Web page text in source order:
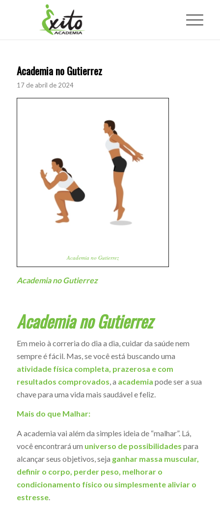
Academia no Gutierrez
17 de abril de 2024
Academia no Gutierrez
Academia no Gutierrez
Academia no Gutierrez
Em meio à correria do dia a dia, cuidar da saúde nem
sempre é fácil. Mas, se você está buscando uma
atividade física completa, prazerosa e com
resultados comprovados , a academia pode ser a sua
chave para uma vida mais saudável e feliz.
Mais do que Malhar:
A academia vai além da simples ideia de “malhar”. Lá,
você encontrará um universo de possibilidades para
alcançar seus objetivos, seja ganhar massa muscular,
definir o corpo, perder peso, melhorar o
condicionamento físico ou simplesmente aliviar o
estresse.